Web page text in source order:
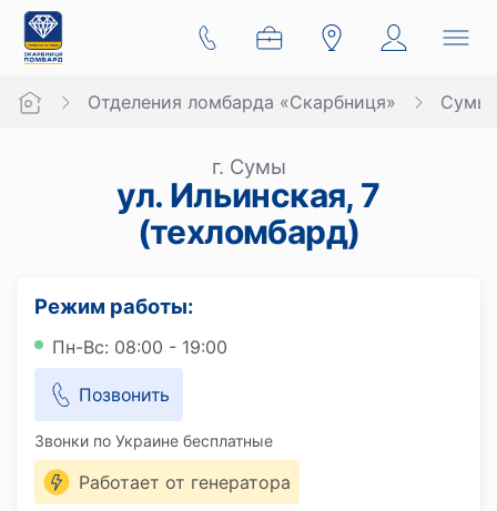
Отделения ломбарда «Скарбниця» Сумы
г. Сумы
ул. Ильинская, 7
(техломбард)
Режим работы:
Пн-Вс: 08:00 - 19:00
Позвонить
Звонки по Украине бесплатные
Работает от генератора